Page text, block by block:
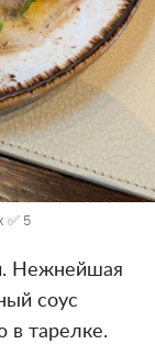
✅ 5
Нежнейшая
соус
в тарелке.